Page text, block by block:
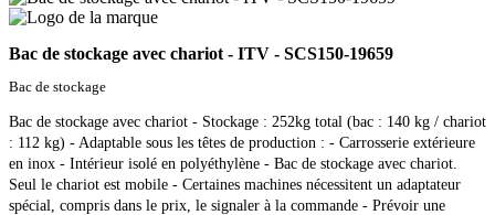
Bac de stockage avec chariot - ITV - SCS150-19659
Bac de stockage
Bac de stockage avec chariot - Stockage : 252kg total (bac : 140 kg / chariot
: 112 kg) - Adaptable sous les têtes de production : - Carrosserie extérieure
en inox - Intérieur isolé en polyéthylène - Bac de stockage avec chariot.
Seul le chariot est mobile - Certaines machines nécessitent un adaptateur
spécial, compris dans le prix, le signaler à la commande - Prévoir une